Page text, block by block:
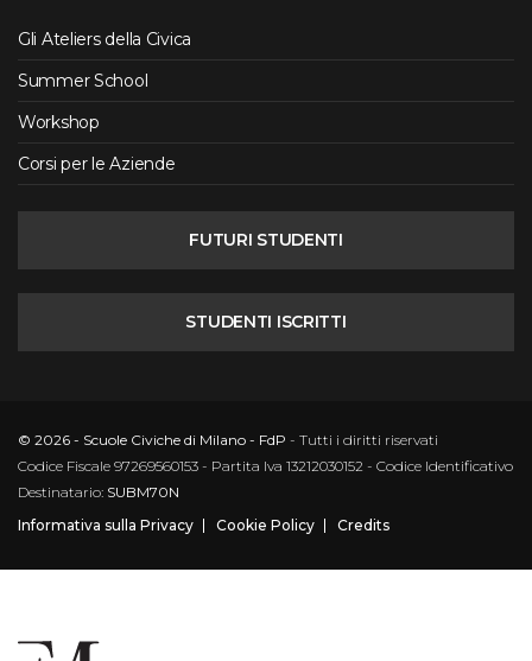
Gli Ateliers della Civica
Summer School
Workshop
Corsi per le Aziende
FUTURI STUDENTI
STUDENTI ISCRITTI
© 2026 - Scuole Civiche di Milano - FdP - Tutti i diritti riservati
Codice Fiscale 97269560153 - Partita Iva 13212030152 - Codice Identificativo
Destinatario: SUBM70N
Informativa sulla Privacy
Cookie Policy Credits